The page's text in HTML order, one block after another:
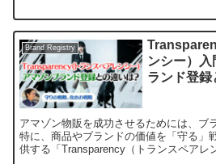
Brand Registry
ンシー）
ランド登録
アマゾン物販を成功させるためには、ブ
特に、商品やブランドの価値を「守る」
供する「Transparency（トランスペアレ